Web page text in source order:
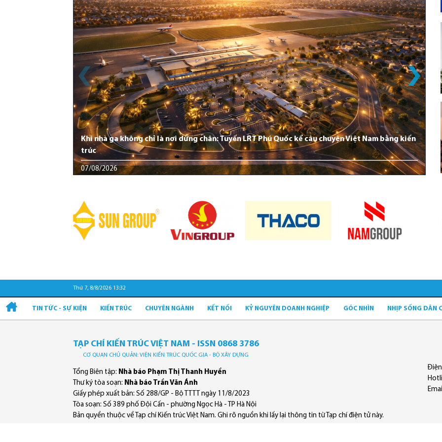
Khi nhà ga không chỉ là nơi dừng chân: Tuyến LRT Phú Quốc kể câu chuyện Việt Nam bằng kiến
trúc
07/08/2026
Thứ 7, 8/8/2026 13:32
TIN TỨC - SỰ KIỆN KIẾN TRÚC CHUYÊN NGÀNH KẾT NỐI KỶ NGUYÊN DOANH NGHIỆP GÓC NHÌN NHỊP SỐNG DÂN
TẠP CHÍ KIẾN TRÚC VIỆT NAM - ISSN 0868 3786
CƠ QUAN CHỦ QUẢN: VIỆN KIẾN TRÚC QUỐC GIA - BỘ XÂY DỰNG
Tổng Biên tập: Nhà báo Phạm Thị Thanh Huyền
Thư ký tòa soạn: Nhà báo Trần Văn Ánh
Giấy phép xuất bản: Số 288/GP - Bộ TTTT ngày 11/8/2023
Tòa soạn: Số 389 phố Đội Cấn - phường Ngọc Hà - TP Hà Nội
Bản quyền thuộc về Tạp chí Kiến trúc Việt Nam. Ghi rõ nguồn khi lấy lại thông tin từ Tạp chí điện tử này.